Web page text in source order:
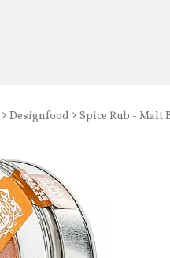
Designfood Spice Rub - Malt